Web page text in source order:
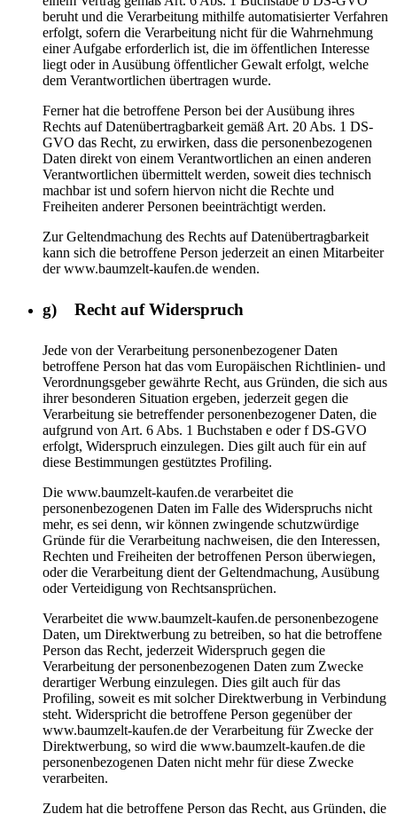
beruht und die Verarbeitung mithilfe automatisierter Verfahren
erfolgt, sofern die Verarbeitung nicht für die Wahrnehmung
einer Aufgabe erforderlich ist, die im öffentlichen Interesse
liegt oder in Ausübung öffentlicher Gewalt erfolgt, welche
dem Verantwortlichen übertragen wurde.
Ferner hat die betroffene Person bei der Ausübung ihres
Rechts auf Datenübertragbarkeit gemäß Art. 20 Abs. 1 DS-
GVO das Recht, zu erwirken, dass die personenbezogenen
Daten direkt von einem Verantwortlichen an einen anderen
Verantwortlichen übermittelt werden, soweit dies technisch
machbar ist und sofern hiervon nicht die Rechte und
Freiheiten anderer Personen beeinträchtigt werden.
Zur Geltendmachung des Rechts auf Datenübertragbarkeit
kann sich die betroffene Person jederzeit an einen Mitarbeiter
der www.baumzelt-kaufen.de wenden.
g) Recht auf Widerspruch
Jede von der Verarbeitung personenbezogener Daten
betroffene Person hat das vom Europäischen Richtlinien- und
Verordnungsgeber gewährte Recht, aus Gründen, die sich aus
ihrer besonderen Situation ergeben, jederzeit gegen die
Verarbeitung sie betreffender personenbezogener Daten, die
aufgrund von Art. 6 Abs. 1 Buchstaben e oder f DS-GVO
erfolgt, Widerspruch einzulegen. Dies gilt auch für ein auf
diese Bestimmungen gestütztes Profiling.
Die www.baumzelt-kaufen.de verarbeitet die
personenbezogenen Daten im Falle des Widerspruchs nicht
mehr, es sei denn, wir können zwingende schutzwürdige
Gründe für die Verarbeitung nachweisen, die den Interessen,
Rechten und Freiheiten der betroffenen Person überwiegen,
oder die Verarbeitung dient der Geltendmachung, Ausübung
oder Verteidigung von Rechtsansprüchen.
Verarbeitet die www.baumzelt-kaufen.de personenbezogene
Daten, um Direktwerbung zu betreiben, so hat die betroffene
Person das Recht, jederzeit Widerspruch gegen die
Verarbeitung der personenbezogenen Daten zum Zwecke
derartiger Werbung einzulegen. Dies gilt auch für das
Profiling, soweit es mit solcher Direktwerbung in Verbindung
steht. Widerspricht die betroffene Person gegenüber der
www.baumzelt-kaufen.de der Verarbeitung für Zwecke der
Direktwerbung, so wird die www.baumzelt-kaufen.de die
personenbezogenen Daten nicht mehr für diese Zwecke
verarbeiten.
Zudem hat die betroffene Person das Recht, aus Gründen, die